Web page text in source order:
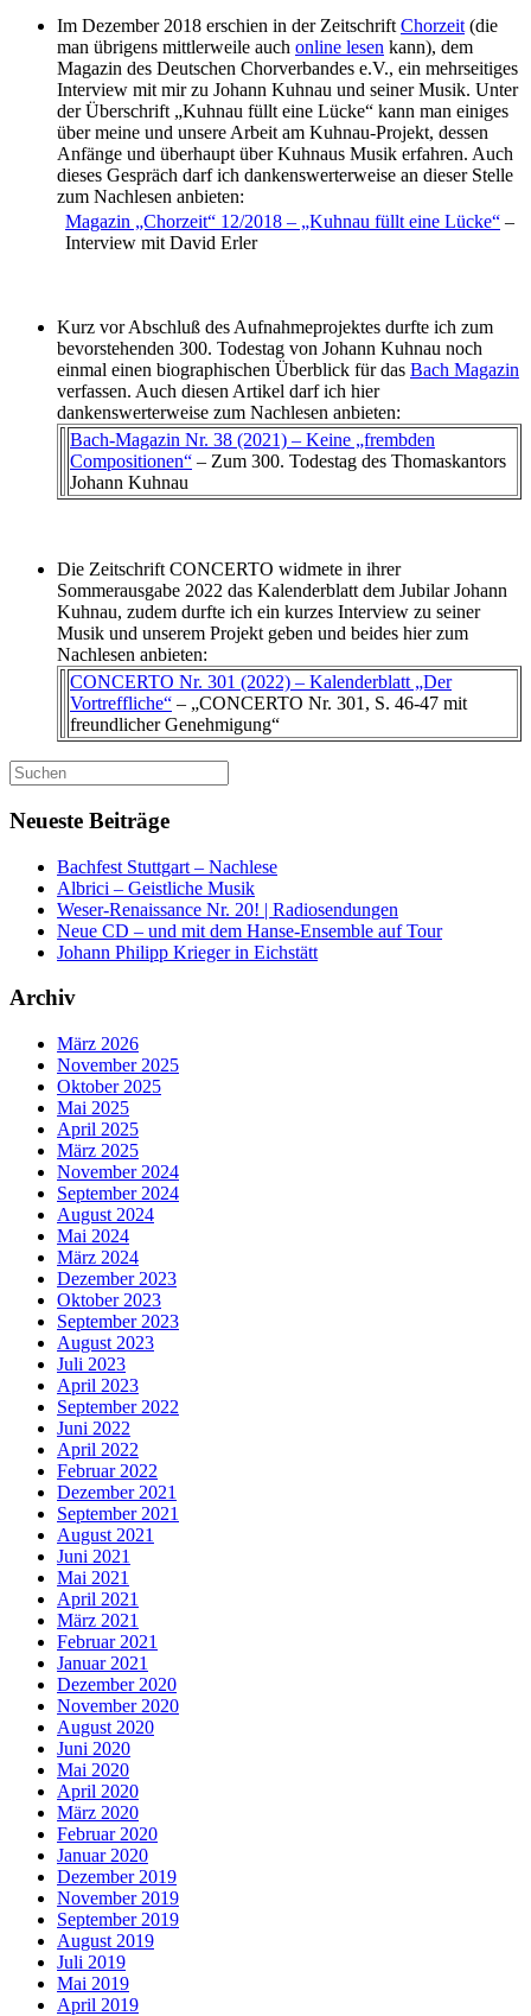
Im Dezember 2018 erschien in der Zeitschrift Chorzeit (die
man übrigens mittlerweile auch online lesen kann), dem
Magazin des Deutschen Chorverbandes e.V., ein mehrseitiges
Interview mit mir zu Johann Kuhnau und seiner Musik. Unter
der Überschrift „Kuhnau füllt eine Lücke“ kann man einiges
über meine und unsere Arbeit am Kuhnau-Projekt, dessen
Anfänge und überhaupt über Kuhnaus Musik erfahren. Auch
dieses Gespräch darf ich dankenswerterweise an dieser Stelle
zum Nachlesen anbieten:
Magazin „Chorzeit“ 12/2018 – „Kuhnau füllt eine Lücke“ –
Interview mit David Erler
Kurz vor Abschluß des Aufnahmeprojektes durfte ich zum
bevorstehenden 300. Todestag von Johann Kuhnau noch
einmal einen biographischen Überblick für das Bach Magazin
verfassen. Auch diesen Artikel darf ich hier
dankenswerterweise zum Nachlesen anbieten:
Bach-Magazin Nr. 38 (2021) – Keine „frembden
Compositionen“ – Zum 300. Todestag des Thomaskantors
Johann Kuhnau
Die Zeitschrift CONCERTO widmete in ihrer
Sommerausgabe 2022 das Kalenderblatt dem Jubilar Johann
Kuhnau, zudem durfte ich ein kurzes Interview zu seiner
Musik und unserem Projekt geben und beides hier zum
Nachlesen anbieten:
CONCERTO Nr. 301 (2022) – Kalenderblatt „Der
Vortreffliche“ – „CONCERTO Nr. 301, S. 46-47 mit
freundlicher Genehmigung“
Suchen
nach:
Neueste Beiträge
Bachfest Stuttgart – Nachlese
Albrici – Geistliche Musik
Weser-Renaissance Nr. 20! | Radiosendungen
Neue CD – und mit dem Hanse-Ensemble auf Tour
Johann Philipp Krieger in Eichstätt
Archiv
März 2026
November 2025
Oktober 2025
Mai 2025
April 2025
März 2025
November 2024
September 2024
August 2024
Mai 2024
März 2024
Dezember 2023
Oktober 2023
September 2023
August 2023
Juli 2023
April 2023
September 2022
Juni 2022
April 2022
Februar 2022
Dezember 2021
September 2021
August 2021
Juni 2021
Mai 2021
April 2021
März 2021
Februar 2021
Januar 2021
Dezember 2020
November 2020
August 2020
Juni 2020
Mai 2020
April 2020
März 2020
Februar 2020
Januar 2020
Dezember 2019
November 2019
September 2019
August 2019
Juli 2019
Mai 2019
April 2019